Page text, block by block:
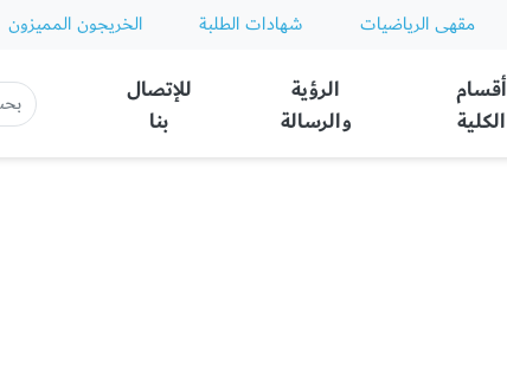
مقهى الرياضيات شهادات الطلبة الخريجون المميزون
أقسام
الكلية
الرؤية
والرسالة
للإتصال
بنا